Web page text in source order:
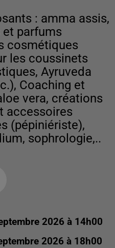
: amma assis,
parfums
cosmétiques
les coussinets
Ayruveda
Coaching et
vera, créations
accessoires
(pépiniériste),
sophrologie,..
2026 à 14h00
2026 à 18h00